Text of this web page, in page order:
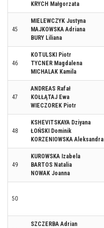
KRYCH Małgorzata
45
MIELEWCZYK Justyna
MAJKOWSKA Adriana
BURY Liliana
46
KOTULSKI Piotr
TYCNER Magdalena
MICHALAK Kamila
47
ANDREAS Rafał
KOŁŁĄTAJ Ewa
WIECZOREK Piotr
48
KSHEVITSKAYA Dziyana
ŁOŃSKI Dominik
KORZENIOWSKA Aleksandra
49
KUROWSKA Izabela
BARTOS Natalia
NOWAK Joanna
50
SZCZERBA Adrian